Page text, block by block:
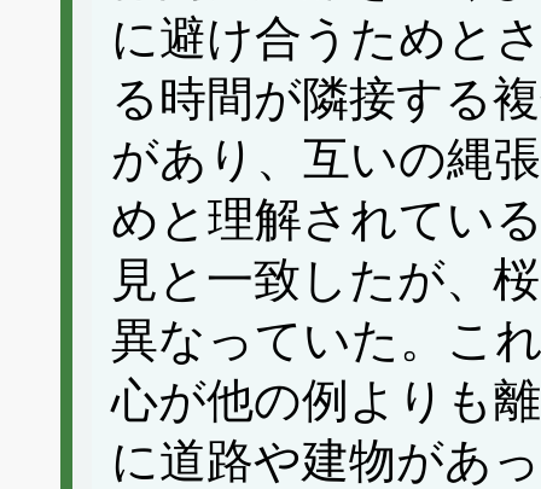
に避け合うためと
る時間が隣接する
があり、互いの縄
めと理解されてい
見と一致したが、
異なっていた。こ
心が他の例よりも
に道路や建物があ